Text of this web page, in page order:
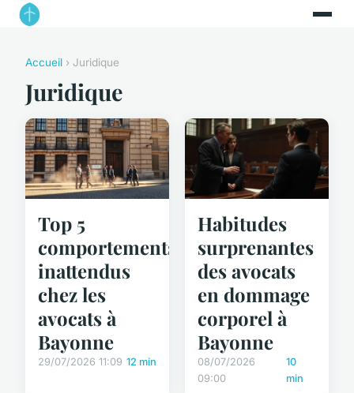
Accueil › Juridique
Juridique
Top 5
comportements
inattendus
chez les
avocats à
Bayonne
29/07/2026 11:09 12 min
Habitudes
surprenantes
des avocats
en dommage
corporel à
Bayonne
08/07/2026
09:00
10
min